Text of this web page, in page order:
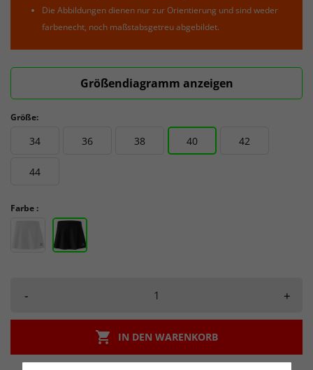
Die Abbildungen dienen nur zur Orientierung und sind weder
farbenecht, noch maßstabsgetreu abgebildet.
Größendiagramm anzeigen
Größe:
34 36 38 40 42
44
Farbe :
- +
 IN DEN WARENKORB